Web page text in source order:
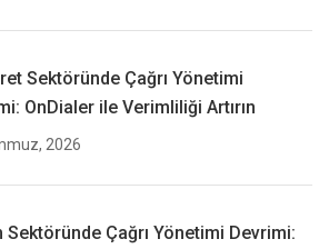
Sektöründe Çağrı Yönetimi
OnDialer ile Verimliliği Artırın
2026
Sektöründe Çağrı Yönetimi Devrimi: